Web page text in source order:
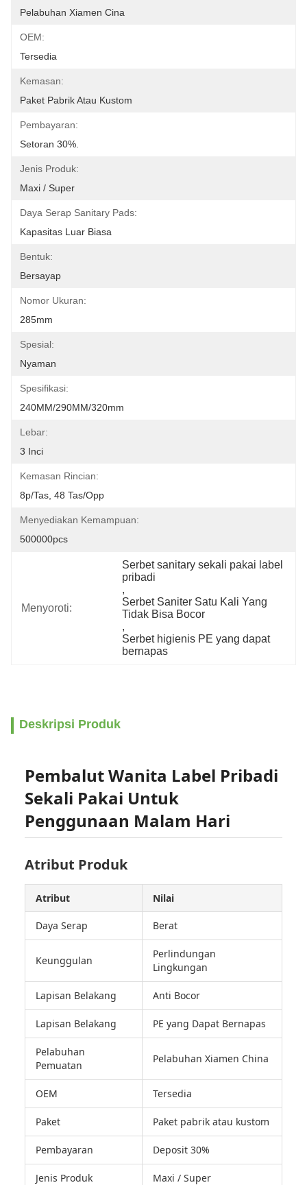
Pelabuhan Xiamen Cina
OEM:
Tersedia
Kemasan:
Paket Pabrik Atau Kustom
Pembayaran:
Setoran 30%.
Jenis Produk:
Maxi / Super
Daya Serap Sanitary Pads:
Kapasitas Luar Biasa
Bentuk:
Bersayap
Nomor Ukuran:
285mm
Spesial:
Nyaman
Spesifikasi:
240MM/290MM/320mm
Lebar:
3 Inci
Kemasan Rincian:
8p/tas, 48 ​​tas/opp
Menyediakan Kemampuan:
500000pcs
Menyoroti:
Serbet sanitary sekali pakai label
pribadi
,
Serbet Saniter Satu Kali Yang
Tidak Bisa Bocor
,
Serbet higienis PE yang dapat
bernapas
Deskripsi Produk
Pembalut Wanita Label Pribadi
Sekali Pakai Untuk
Penggunaan Malam Hari
Atribut Produk
Atribut Nilai
Daya Serap Berat
Keunggulan
Perlindungan
Lingkungan
Lapisan Belakang Anti Bocor
Lapisan Belakang PE yang Dapat Bernapas
Pelabuhan
Pemuatan
Pelabuhan Xiamen China
OEM Tersedia
Paket Paket pabrik atau kustom
Pembayaran Deposit 30%
Jenis Produk Maxi / Super